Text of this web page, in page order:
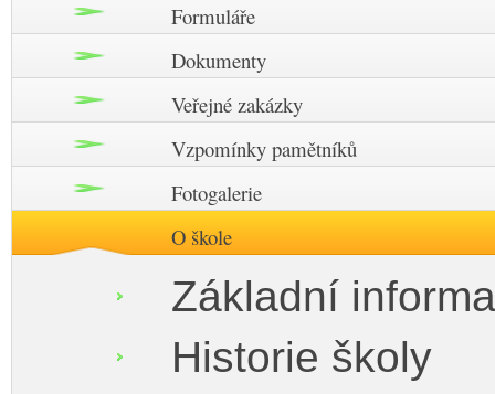
Formuláře
Dokumenty
Veřejné zakázky
Vzpomínky pamětníků
Fotogalerie
O škole
Základní
Historie školy